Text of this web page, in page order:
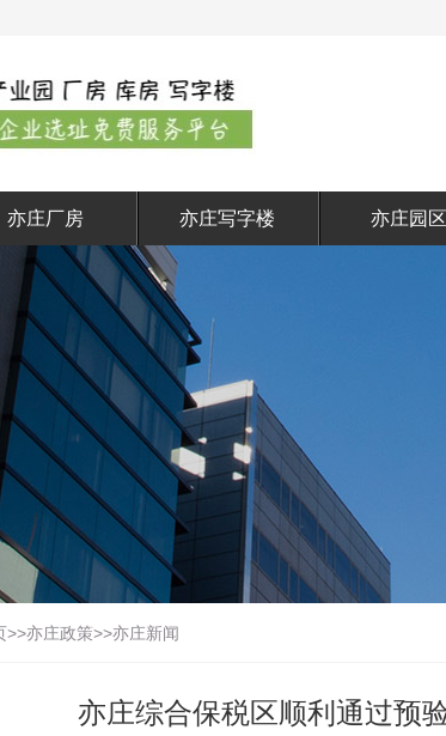
亦庄厂房 亦庄写字楼 亦庄园区
>>亦庄政策>>亦庄新闻
亦庄综合保税区顺利通过预